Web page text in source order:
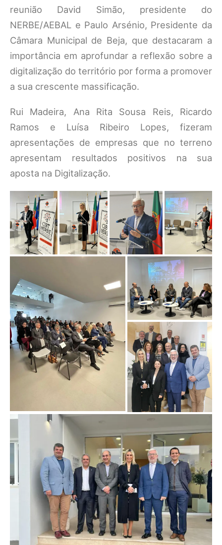
reunião David Simão, presidente do
NERBE/AEBAL e Paulo Arsénio, Presidente da
Câmara Municipal de Beja, que destacaram a
importância em aprofundar a reflexão sobre a
digitalização do território por forma a promover
a sua crescente massificação.
Rui Madeira, Ana Rita Sousa Reis, Ricardo
Ramos e Luísa Ribeiro Lopes, fizeram
apresentações de empresas que no terreno
apresentam resultados positivos na sua
aposta na Digitalização.